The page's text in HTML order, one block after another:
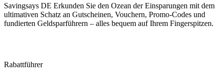
Savingsays DE Erkunden Sie den Ozean der Einsparungen mit dem
ultimativen Schatz an Gutscheinen, Vouchern, Promo-Codes und
fundierten Geldsparführern – alles bequem auf Ihrem Fingerspitzen.
Rabattführer